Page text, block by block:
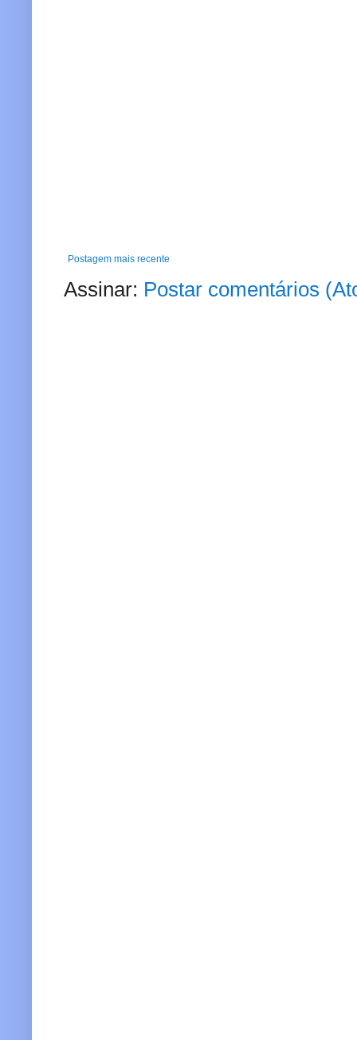
Postagem mais recente
Assinar: Postar comentários